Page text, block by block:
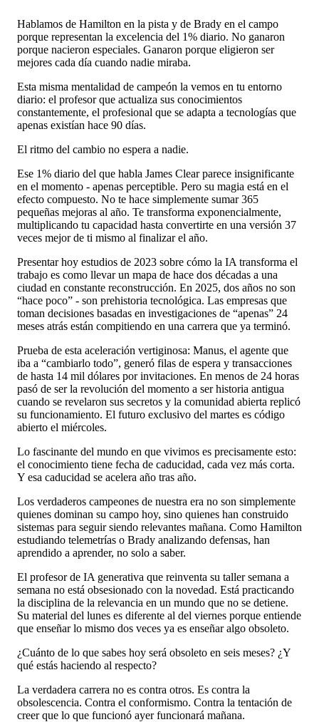
Hablamos de Hamilton en la pista y de Brady en el campo
porque representan la excelencia del 1% diario. No ganaron
porque nacieron especiales. Ganaron porque eligieron ser
mejores cada día cuando nadie miraba.
Esta misma mentalidad de campeón la vemos en tu entorno
diario: el profesor que actualiza sus conocimientos
constantemente, el profesional que se adapta a tecnologías que
apenas existían hace 90 días.
El ritmo del cambio no espera a nadie.
Ese 1% diario del que habla James Clear parece insignificante
en el momento - apenas perceptible. Pero su magia está en el
efecto compuesto. No te hace simplemente sumar 365
pequeñas mejoras al año. Te transforma exponencialmente,
multiplicando tu capacidad hasta convertirte en una versión 37
veces mejor de ti mismo al finalizar el año.
Presentar hoy estudios de 2023 sobre cómo la IA transforma el
trabajo es como llevar un mapa de hace dos décadas a una
ciudad en constante reconstrucción. En 2025, dos años no son
“hace poco” - son prehistoria tecnológica. Las empresas que
toman decisiones basadas en investigaciones de “apenas” 24
meses atrás están compitiendo en una carrera que ya terminó.
Prueba de esta aceleración vertiginosa: Manus, el agente que
iba a “cambiarlo todo”, generó filas de espera y transacciones
de hasta 14 mil dólares por invitaciones. En menos de 24 horas
pasó de ser la revolución del momento a ser historia antigua
cuando se revelaron sus secretos y la comunidad abierta replicó
su funcionamiento. El futuro exclusivo del martes es código
abierto el miércoles.
Lo fascinante del mundo en que vivimos es precisamente esto:
el conocimiento tiene fecha de caducidad, cada vez más corta.
Y esa caducidad se acelera año tras año.
Los verdaderos campeones de nuestra era no son simplemente
quienes dominan su campo hoy, sino quienes han construido
sistemas para seguir siendo relevantes mañana. Como Hamilton
estudiando telemetrías o Brady analizando defensas, han
aprendido a aprender, no solo a saber.
El profesor de IA generativa que reinventa su taller semana a
semana no está obsesionado con la novedad. Está practicando
la disciplina de la relevancia en un mundo que no se detiene.
Su material del lunes es diferente al del viernes porque entiende
que enseñar lo mismo dos veces ya es enseñar algo obsoleto.
¿Cuánto de lo que sabes hoy será obsoleto en seis meses? ¿Y
qué estás haciendo al respecto?
La verdadera carrera no es contra otros. Es contra la
obsolescencia. Contra el conformismo. Contra la tentación de
creer que lo que funcionó ayer funcionará mañana.